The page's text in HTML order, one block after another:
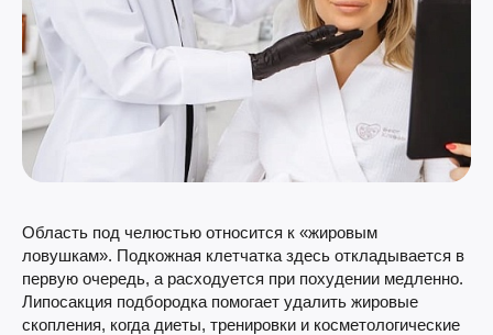
Область под челюстью относится к «жировым
ловушкам». Подкожная клетчатка здесь откладывается в
первую очередь, а расходуется при похудении медленно.
Липосакция подбородка помогает удалить жировые
скопления, когда диеты, тренировки и косметологические